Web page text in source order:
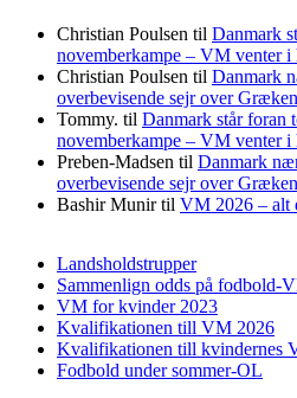
Christian Poulsen til Danmark
novemberkampe – VM venter i
Christian Poulsen til Danmark
overbevisende sejr over
Tommy. til Danmark står foran
novemberkampe – VM venter i
Preben-Madsen til Danmark
overbevisende sejr over
Bashir Munirtil VM 2026 – alt
Landsholdstrupper
Sammenlign odds på fodbold-
VM for kvinder 2023
Kvalifikationen till VM 2026
Kvalifikationen till kvindernes
Fodbold under sommer-OL